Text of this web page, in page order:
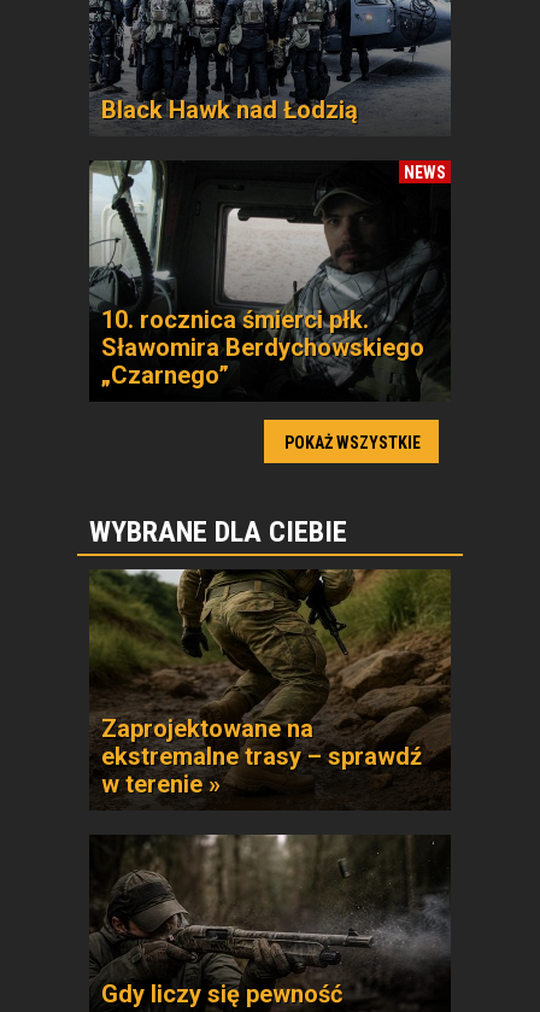
Black Hawk nad Łodzią
NEWS
10. rocznica śmierci płk.
Sławomira Berdychowskiego
„Czarnego”
POKAŻ WSZYSTKIE
WYBRANE DLA CIEBIE
Zaprojektowane na
ekstremalne trasy – sprawdź
w terenie »
Gdy liczy się pewność